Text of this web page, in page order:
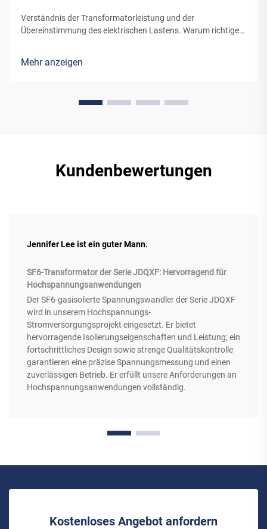
Verständnis der Transformatorleistung und der
Übereinstimmung des elektrischen Lastens. Warum richtige
und elektrischen Lasten ist essenziell für die Sicherstellung
Mehr anzeigen
Kundenbewertungen
Jennifer Lee ist ein guter Mann.
SF6-Transformator der Serie JDQXF: Hervorragend für
Hochspannungsanwendungen
Der SF6-gasisolierte Spannungswandler der Serie JDQXF
wird in unserem Hochspannungs-
Stromversorgungsprojekt eingesetzt. Er bietet
hervorragende Isolierungseigenschaften und Leistung; ein
fortschrittliches Design sowie strenge Qualitätskontrolle
garantieren eine präzise Spannungsmessung und einen
zuverlässigen Betrieb. Er erfüllt unsere Anforderungen an
Hochspannungsanwendungen vollständig.
Kostenloses Angebot anfordern